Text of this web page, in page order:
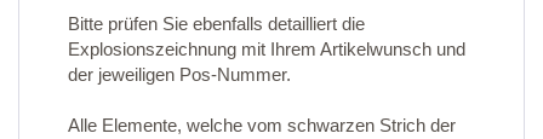
Bitte prüfen Sie ebenfalls detailliert die
Explosionszeichnung mit Ihrem Artikelwunsch und
der jeweiligen Pos-Nummer.
Alle Elemente, welche vom schwarzen Strich der